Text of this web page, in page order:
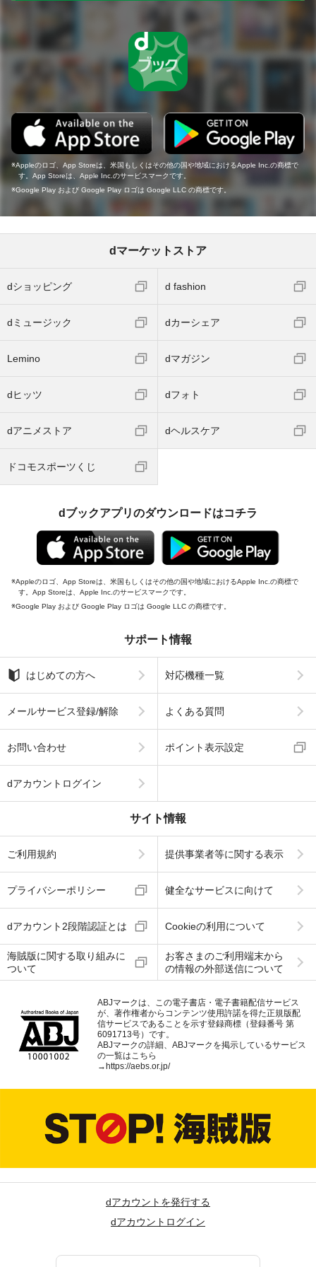
Appleのロゴ、App Storeは、米国もしくはその他の国や地域におけるApple Inc.の商標で
す。App Storeは、Apple Inc.のサービスマークです。
Google Play および Google Play ロゴは Google LLC の商標です。
dマーケットストア
dショッピング d fashion
dミュージック dカーシェア
Lemino dマガジン
dヒッツ dフォト
dアニメストア dヘルスケア
ドコモスポーツくじ
dブックアプリのダウンロードはコチラ
Appleのロゴ、App Storeは、米国もしくはその他の国や地域におけるApple Inc.の商標で
す。App Storeは、Apple Inc.のサービスマークです。
Google Play および Google Play ロゴは Google LLC の商標です。
サポート情報
はじめての方へ 対応機種一覧
メールサービス登録/解除 よくある質問
お問い合わせ ポイント表示設定
dアカウントログイン
サイト情報
ご利用規約 提供事業者等に関する表示
プライバシーポリシー 健全なサービスに向けて
dアカウント2段階認証とは Cookieの利用について
海賊版に関する取り組みに
ついて
お客さまのご利用端末から
の情報の外部送信について
ABJマークは、この電子書店・電子書籍配信サービス
が、著作権者からコンテンツ使用許諾を得た正規版配
信サービスであることを示す登録商標（登録番号 第
6091713号）です。
ABJマークの詳細、ABJマークを掲示しているサービス
の一覧はこちら
→ https://aebs.or.jp/
dアカウントを発行する
dアカウントログイン